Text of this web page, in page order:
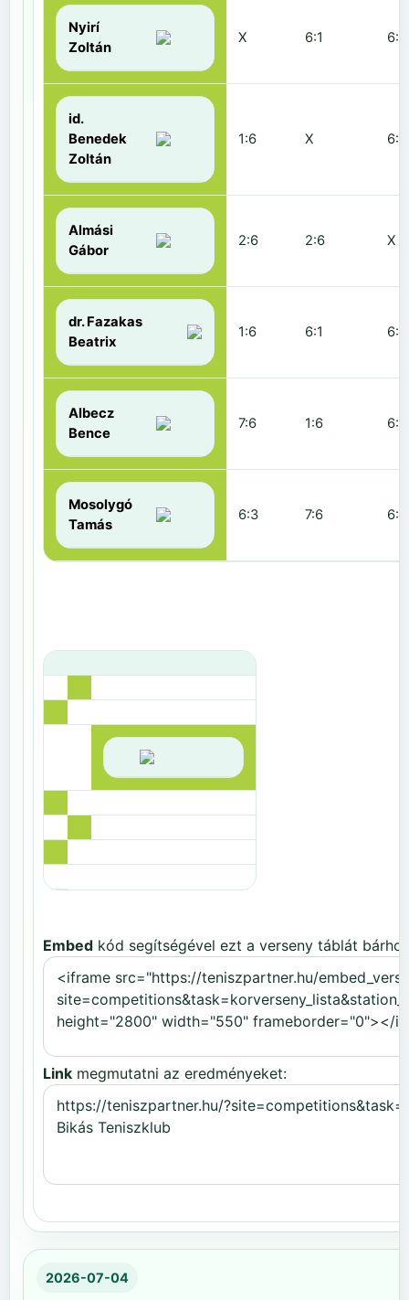
Nyirí
Zoltán
X 6:1 6:2
id.
Benedek
Zoltán
1:6 X 6:2
Almási
Gábor
2:6 2:6 X
dr. Fazakas
Beatrix
1:6 6:1 6:0
Albecz
Bence
7:6 1:6 6:3
Mosolygó
Tamás
6:3 7:6 6:1
Embed kód segítségével ezt a verseny táblát
Link megmutatni az eredményeket:
2026-07-04